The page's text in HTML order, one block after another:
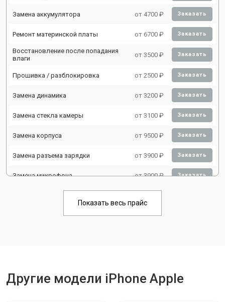
Замена аккумулятора от 4700 ₽ Заказать
Ремонт материнской платы от 6700 ₽ Заказать
Восстановление после попадания
влаги
от 3500 ₽ Заказать
Прошивка / разблокировка от 2500 ₽ Заказать
Замена динамика от 3200 ₽ Заказать
Замена стекла камеры от 3100 ₽ Заказать
Замена корпуса от 9500 ₽ Заказать
Замена разъема зарядки от 3900 ₽ Заказать
Замена микрофона от 3900 ₽ Заказать
от 3800 ₽
Показать весь прайс
Другие модели iPhone Apple